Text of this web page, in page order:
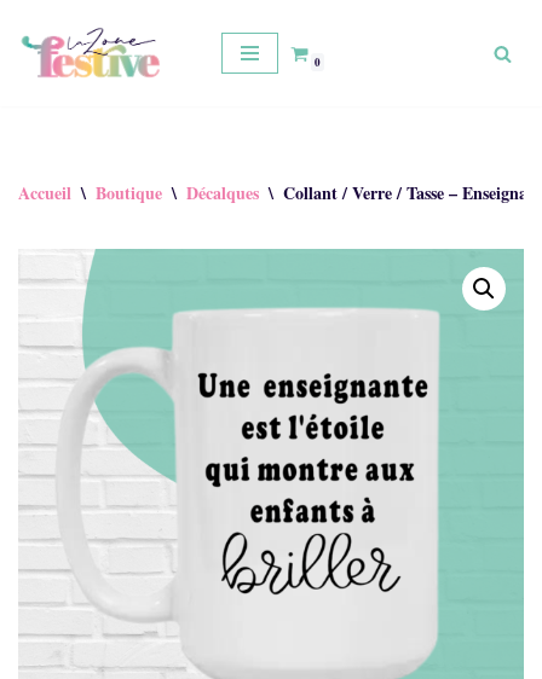
Aller
0
Accueil \ Boutique \ Décalques \ Collant / Verre / Tasse –